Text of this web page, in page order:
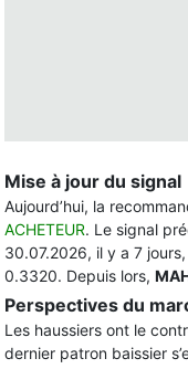
Mise à jour du signal
Aujourd’hui, la
ACHETEUR. Le signal
30.07.2026, il y a 7
0.3320. Depuis lors,
Perspectives du
Les haussiers ont le
dernier patron baissier